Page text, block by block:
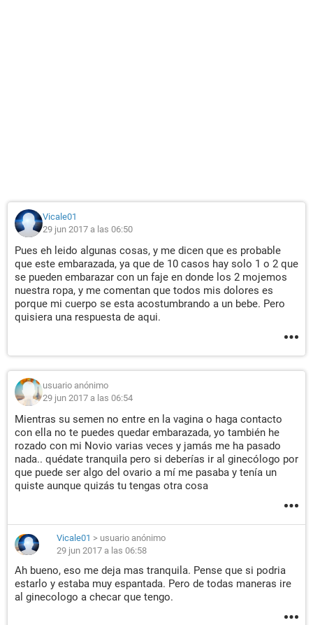
Vicale01
29 jun 2017 a las 06:50
Pues eh leido algunas cosas, y me dicen que es probable
que este embarazada, ya que de 10 casos hay solo 1 o 2 que
se pueden embarazar con un faje en donde los 2 mojemos
nuestra ropa, y me comentan que todos mis dolores es
porque mi cuerpo se esta acostumbrando a un bebe. Pero
quisiera una respuesta de aqui.
usuario anónimo
29 jun 2017 a las 06:54
Mientras su semen no entre en la vagina o haga contacto
con ella no te puedes quedar embarazada, yo también he
rozado con mi Novio varias veces y jamás me ha pasado
nada.. quédate tranquila pero si deberías ir al ginecólogo por
que puede ser algo del ovario a mí me pasaba y tenía un
quiste aunque quizás tu tengas otra cosa
Vicale01 > usuario anónimo
29 jun 2017 a las 06:58
Ah bueno, eso me deja mas tranquila. Pense que si podria
estarlo y estaba muy espantada. Pero de todas maneras ire
al ginecologo a checar que tengo.